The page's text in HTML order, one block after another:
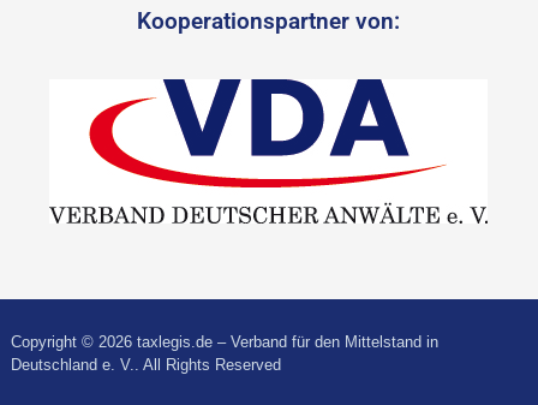
Kooperationspartner von:
Copyright © 2026 taxlegis.de – Verband für den Mittelstand in
Deutschland e. V.. All Rights Reserved